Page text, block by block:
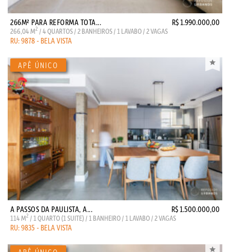
266M² PARA REFORMA TOTA... R$ 1.990.000,00
266,04 M2 / 4 QUARTOS / 2 BANHEIROS / 1 LAVABO / 2 VAGAS
RU: 9878 - BELA VISTA
A PASSOS DA PAULISTA, A... R$ 1.500.000,00
114 M2 / 1 QUARTO (1 SUITE) / 1 BANHEIRO / 1 LAVABO / 2 VAGAS
RU: 9835 - BELA VISTA